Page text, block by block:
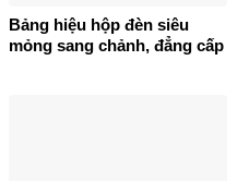
Bảng hiệu hộp đèn siêu
mỏng sang chảnh, đẳng cấp